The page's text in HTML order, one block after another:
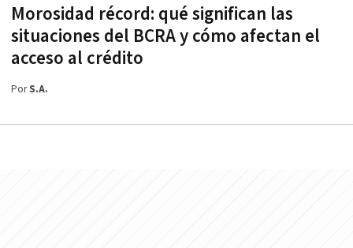
Morosidad récord: qué significan las
situaciones del BCRA y cómo afectan el
acceso al crédito
PorS.A.